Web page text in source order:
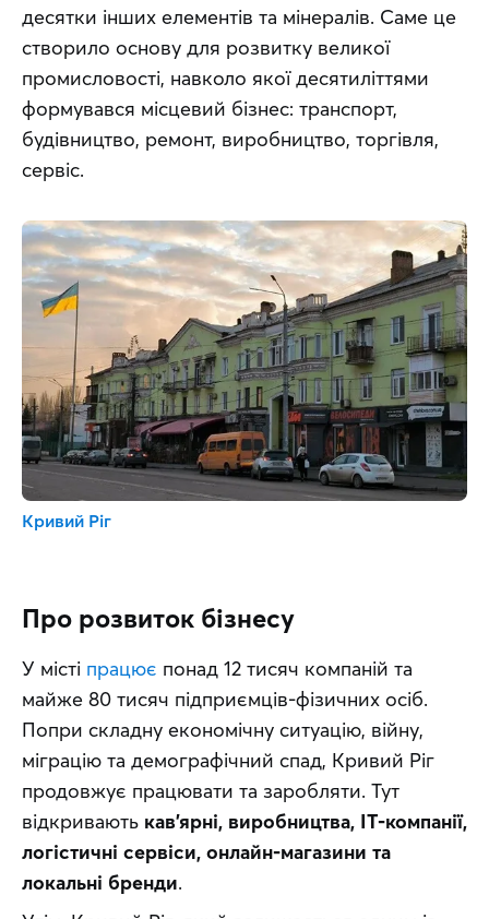
десятки інших елементів та мінералів. Саме це
створило основу для розвитку великої
промисловості, навколо якої десятиліттями
формувався місцевий бізнес: транспорт,
будівництво, ремонт, виробництво, торгівля,
сервіс.
Кривий Ріг
Про розвиток бізнесу
У місті працює понад 12 тисяч компаній та
майже 80 тисяч підприємців-фізичних осіб.
Попри складну економічну ситуацію, війну,
міграцію та демографічний спад, Кривий Ріг
продовжує працювати та заробляти. Тут
відкривають кав’ярні, виробництва, IT-компанії,
логістичні сервіси, онлайн-магазини та
локальні бренди.